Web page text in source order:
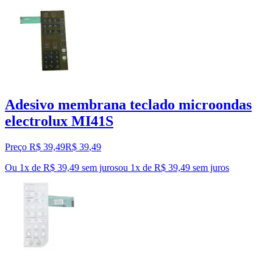
Adesivo membrana teclado microondas
electrolux MI41S
Preço R$ 39,49R$ 39,49
Ou 1x de R$ 39,49 sem jurosou 1x de R$ 39,49 sem juros